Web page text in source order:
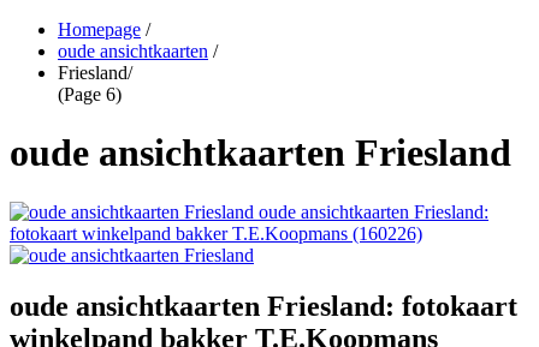
Homepage /
oude ansichtkaarten /
Friesland/
(Page 6)
oude ansichtkaarten Friesland
oude ansichtkaarten Friesland:
fotokaart winkelpand bakker T.E.Koopmans (160226)
oude ansichtkaarten Friesland: fotokaart
winkelpand bakker T.E.Koopmans